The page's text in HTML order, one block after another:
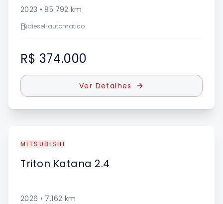
2023 •85.792 km
diesel•automatico
R$ 374.000
Ver Detalhes
MITSUBISHI
Triton Katana 2.4
2026 • 7.162 km